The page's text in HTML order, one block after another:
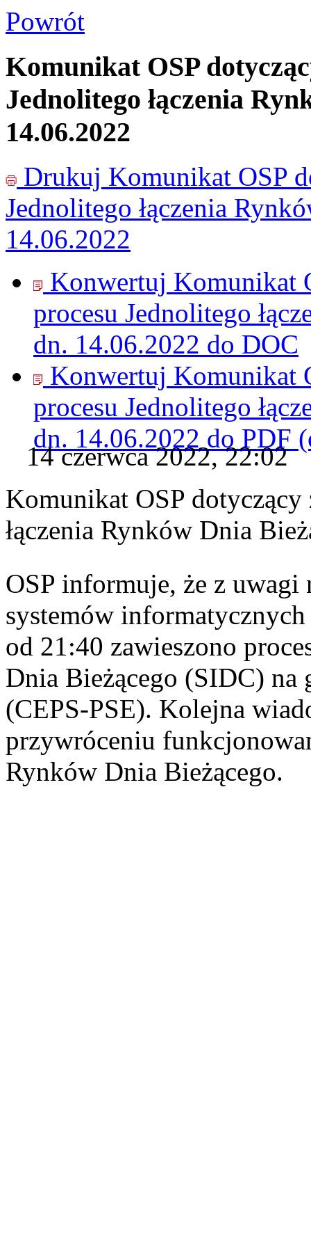
Powrót
Komunikat OSP
Jednolitego łączenia
14.06.2022
Drukuj Komunikat OSP
Jednolitego łączenia
14.06.2022
Konwertuj Komunikat
procesu Jednolitego
dn. 14.06.2022 do DOC
Konwertuj Komunikat
procesu Jednolitego
dn. 14.06.2022 do PDF
14 czerwca 2022, 22:02
Komunikat OSP dotyczący
łączenia Rynków Dnia
OSP informuje, że z uwagi
systemów
od 21:40 zawieszono
Dnia Bieżącego (SIDC) na
(CEPS-PSE). Kolejna
przywróceniu
Rynków Dnia Bieżącego.